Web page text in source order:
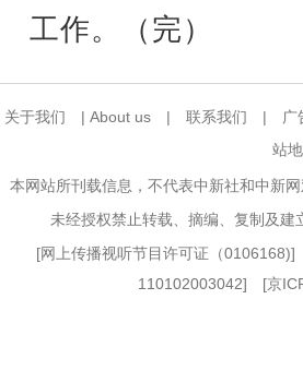
工作。（完）
关于我们 | About us | 联系我们 | 广
站
本网站所刊载信息，不代表中新社和中新
未经授权禁止转载、摘编、复制及
[网上传播视听节目许可证（0106168)]
110102003042] [京